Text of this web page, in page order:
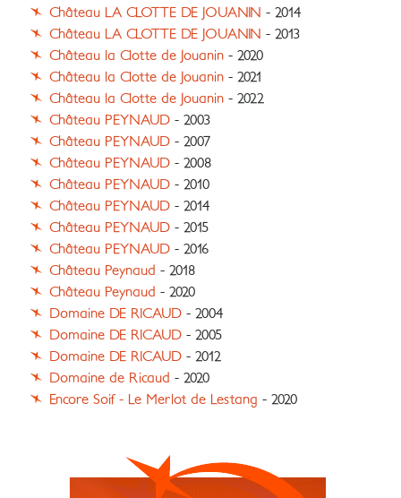
Château LA CLOTTE DE JOUANIN - 2014
Château LA CLOTTE DE JOUANIN - 2013
Château la Clotte de Jouanin - 2020
Château la Clotte de Jouanin - 2021
Château la Clotte de Jouanin - 2022
Château PEYNAUD - 2003
Château PEYNAUD - 2007
Château PEYNAUD - 2008
Château PEYNAUD - 2010
Château PEYNAUD - 2014
Château PEYNAUD - 2015
Château PEYNAUD - 2016
Château Peynaud - 2018
Château Peynaud - 2020
Domaine DE RICAUD - 2004
Domaine DE RICAUD - 2005
Domaine DE RICAUD - 2012
Domaine de Ricaud - 2020
Encore Soif - Le Merlot de Lestang - 2020